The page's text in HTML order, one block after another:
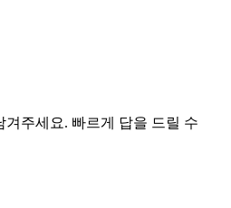
주세요. 빠르게 답을 드릴 수